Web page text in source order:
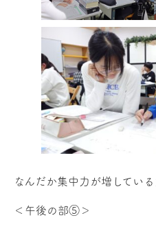
なんだか集中力が増している
＜午後の部⑤＞